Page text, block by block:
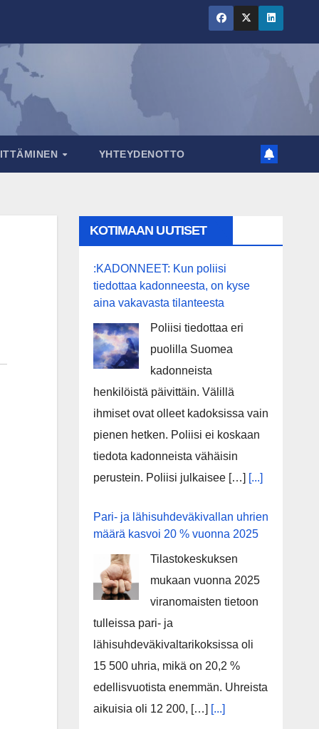
YHTEYDENOTTO
KOTIMAAN UUTISET
:KADONNEET: Kun poliisi
tiedottaa kadonneesta, on kyse
aina vakavasta tilanteesta
Poliisi tiedottaa eri
puolilla Suomea
kadonneista
henkilöistä päivittäin. Välillä
ihmiset ovat olleet kadoksissa vain
pienen hetken. Poliisi ei koskaan
tiedota kadonneista vähäisin
perustein. Poliisi julkaisee […] [...]
Pari- ja lähisuhdeväkivallan uhrien
määrä kasvoi 20 % vuonna 2025
Tilastokeskuksen
mukaan vuonna 2025
viranomaisten tietoon
tulleissa pari- ja
lähisuhdeväkivaltarikoksissa oli
15 500 uhria, mikä on 20,2 %
edellisvuotista enemmän. Uhreista
aikuisia oli 12 200, […] [...]